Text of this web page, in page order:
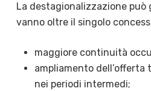
La destagionalizzazione può
vanno oltre il singolo
maggiore continuità
ampliamento
nei periodi intermedi;